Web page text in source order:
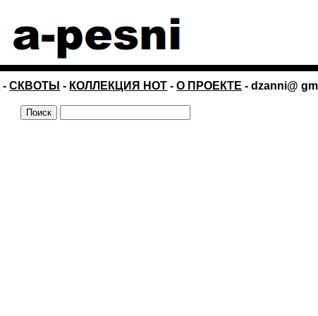
-СКВОТЫ - КОЛЛЕКЦИЯ НОТ -О ПРОЕКТЕ - dzanni@